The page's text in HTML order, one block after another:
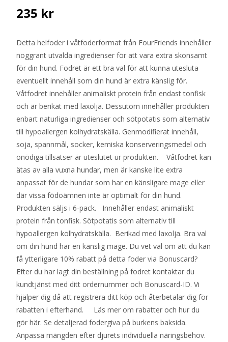
235 kr
Detta helfoder i våtfoderformat från FourFriends innehåller
noggrant utvalda ingredienser för att vara extra skonsamt
för din hund. Fodret är ett bra val för att kunna utesluta
eventuellt innehåll som din hund är extra känslig för.
Våtfodret innehåller animaliskt protein från endast tonfisk
och är berikat med laxolja. Dessutom innehåller produkten
enbart naturliga ingredienser och sötpotatis som alternativ
till hypoallergen kolhydratskälla. Genmodifierat innehåll,
soja, spannmål, socker, kemiska konserveringsmedel och
onödiga tillsatser är uteslutet ur produkten. Våtfodret kan
ätas av alla vuxna hundar, men är kanske lite extra
anpassat för de hundar som har en känsligare mage eller
där vissa födoämnen inte är optimalt för din hund.
Produkten säljs i 6-pack. Innehåller endast animaliskt
protein från tonfisk. Sötpotatis som alternativ till
hypoallergen kolhydratskälla. Berikad med laxolja. Bra val
om din hund har en känslig mage. Du vet väl om att du kan
få ytterligare 10% rabatt på detta foder via Bonuscard?
Efter du har lagt din beställning på fodret kontaktar du
kundtjänst med ditt ordernummer och Bonuscard-ID. Vi
hjälper dig då att registrera ditt köp och återbetalar dig för
rabatten i efterhand. Läs mer om rabatter och hur du
gör här. Se detaljerad fodergiva på burkens baksida.
Anpassa mängden efter djurets individuella näringsbehov.